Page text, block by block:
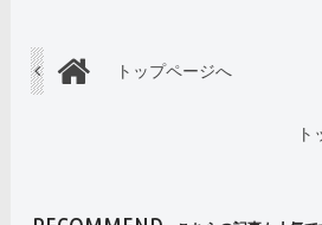
トップページへ